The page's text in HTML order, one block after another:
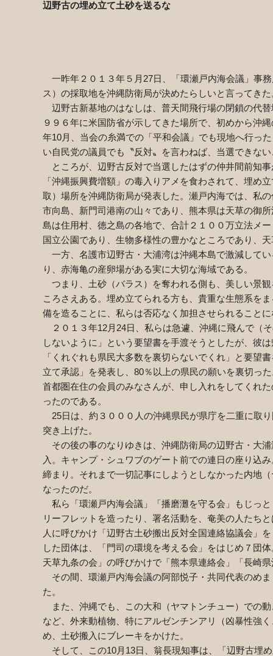
辺野古の埋め立て土砂を送るな
一昨年２０１３年５月27日、「環瀬戸内海会議」事
ス）の採取地を沖縄防衛局が決めたらしいと言ってき
辺野古新基地のはなしは、普天間飛行場の閉鎖の代
９９６年に米国防省が示してきた場所で、初めから沖
年10月、当会の糸満での「平和会議」でも現地へ行っ
い自民党の議員でも〝反対〟を言わねば、当選できな
ところが、辺野古反対で当選したはずの仲井間前知
「沖縄振興費増額」の毒入りアメを食わされて、埋め
取）場所を沖縄防衛局が発表した。瀬戸内海では、私
市向島、新門司港南の山々であり、熊本県は天草の御
島は住用村、徳之島の各地で、合計２１００万立法メ
国立公園であり、生物多様性の豊かなところであり、
一方、名護市辺野古・大浦湾は沖縄本島で激減して
り、赤海亀の産卵場がある実に大切な海域である。
つまり、土砂（バラス）を奪われる側も、美しい景
ころさえある。埋め立てられる方も、貴重な生態系を
備を造ることに、私らは否応なく加担させられること
２０１３年12月24日、私らは急遽、沖縄に飛んで（
しないように」という要望書を手渡そうとしたが、彼
「くれぐれも県民大多数を裏切らないでくれ」と要望
立て承認」を発表し、80％以上の県民の願いを裏切っ
首都圏在住の会員のみなさんが、申し入れをしてくれ
ったのである。
25日は、約３０００人の沖縄県民が県庁を二重に取
突き上げた。
その後の事のなりゆきは、沖縄防衛局の辺野古・大
入。キャンプ・シュワブのゲート前での連日の座り込
締まり。それまで一切記事にしようとしなかった内地
なったのだ。
私ら「環瀬戸内海会議」「播磨灘を守る会」もじっ
リーフレットを造ったり、署名活動を、奄美の人たち
人に呼びかけ「辺野古土砂搬出反対全国連絡協議会」
した団体は、「門司の環境を考える会」をはじめ７団
天草九条の会」の呼びかけで「熊本県連絡会」「長崎
その間、環瀬戸内海会議の阿部悦子・共同代表のめ
た。
また、沖縄でも、この大和（ヤマトンチュー）での
など、外来動植物、特にアルゼンチンアリ（凶暴性強
め、土砂搬入にブレーキをかけた。
そして、この10月13日、翁長現知事は、「辺野古埋